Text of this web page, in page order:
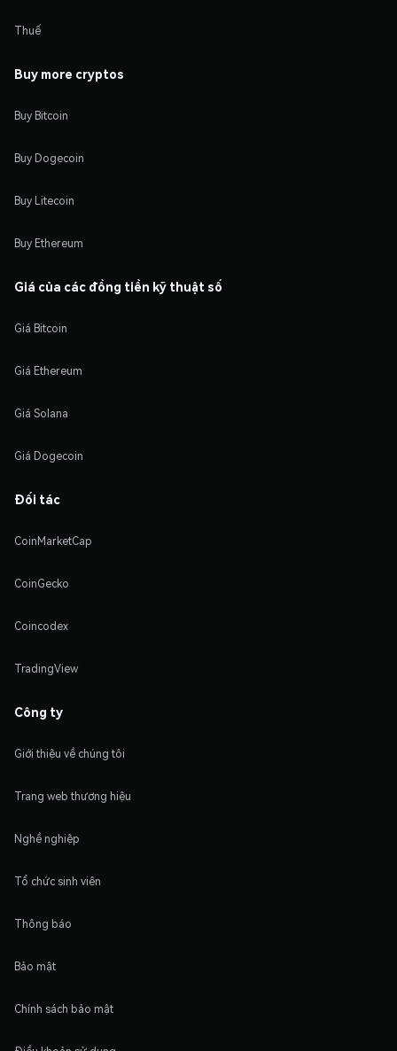
Thuế
Buy more cryptos
Buy Bitcoin
Buy Dogecoin
Buy Litecoin
Buy Ethereum
Giá của các đồng tiền kỹ thuật số
Giá Bitcoin
Giá Ethereum
Giá Solana
Giá Dogecoin
Đối tác
CoinMarketCap
CoinGecko
Coincodex
TradingView
Công ty
Giới thiệu về chúng tôi
Trang web thương hiệu
Nghề nghiệp
Tổ chức sinh viên
Thông báo
Bảo mật
Chính sách bảo mật